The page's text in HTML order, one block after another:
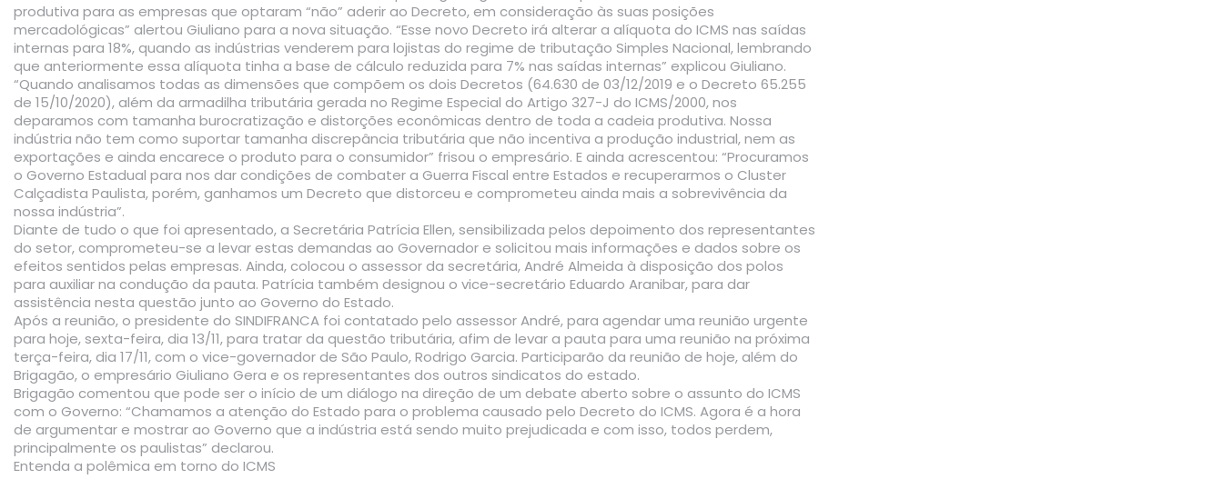
produtiva para as empresas que optaram “não” aderir ao Decreto, em consideração às suas posições
mercadológicas” alertou Giuliano para a nova situação. “Esse novo Decreto irá alterar a alíquota do ICMS nas saídas
internas para 18%, quando as indústrias venderem para lojistas do regime de tributação Simples Nacional, lembrando
que anteriormente essa alíquota tinha a base de cálculo reduzida para 7% nas saídas internas” explicou Giuliano.
“Quando analisamos todas as dimensões que compõem os dois Decretos (64.630 de 03/12/2019 e o Decreto 65.255
de 15/10/2020), além da armadilha tributária gerada no Regime Especial do Artigo 327-J do ICMS/2000, nos
deparamos com tamanha burocratização e distorções econômicas dentro de toda a cadeia produtiva. Nossa
indústria não tem como suportar tamanha discrepância tributária que não incentiva a produção industrial, nem as
exportações e ainda encarece o produto para o consumidor” frisou o empresário. E ainda acrescentou: “Procuramos
o Governo Estadual para nos dar condições de combater a Guerra Fiscal entre Estados e recuperarmos o Cluster
Calçadista Paulista, porém, ganhamos um Decreto que distorceu e comprometeu ainda mais a sobrevivência da
nossa indústria”.
Diante de tudo o que foi apresentado, a Secretária Patrícia Ellen, sensibilizada pelos depoimento dos representantes
do setor, comprometeu-se a levar estas demandas ao Governador e solicitou mais informações e dados sobre os
efeitos sentidos pelas empresas. Ainda, colocou o assessor da secretária, André Almeida à disposição dos polos
para auxiliar na condução da pauta. Patrícia também designou o vice-secretário Eduardo Aranibar, para dar
assistência nesta questão junto ao Governo do Estado.
Após a reunião, o presidente do SINDIFRANCA foi contatado pelo assessor André, para agendar uma reunião urgente
para hoje, sexta-feira, dia 13/11, para tratar da questão tributária, afim de levar a pauta para uma reunião na próxima
terça-feira, dia 17/11, com o vice-governador de São Paulo, Rodrigo Garcia. Participarão da reunião de hoje, além do
Brigagão, o empresário Giuliano Gera e os representantes dos outros sindicatos do estado.
Brigagão comentou que pode ser o início de um diálogo na direção de um debate aberto sobre o assunto do ICMS
com o Governo: “Chamamos a atenção do Estado para o problema causado pelo Decreto do ICMS. Agora é a hora
de argumentar e mostrar ao Governo que a indústria está sendo muito prejudicada e com isso, todos perdem,
principalmente os paulistas” declarou.
Entenda a polêmica em torno do ICMS